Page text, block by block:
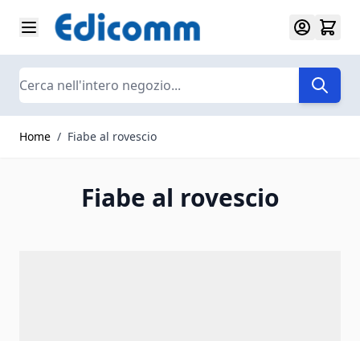
Salta al contenuto
Search
Home / Fiabe al rovescio
Fiabe al rovescio